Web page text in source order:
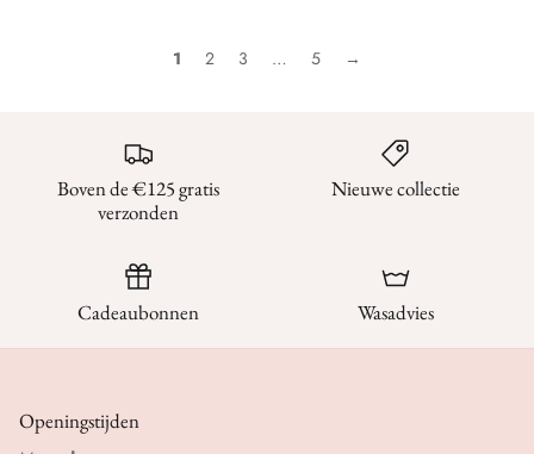
1 2 3 … 5 →
Boven de €125 gratis
verzonden
Nieuwe collectie
Cadeaubonnen Wasadvies
Openingstijden